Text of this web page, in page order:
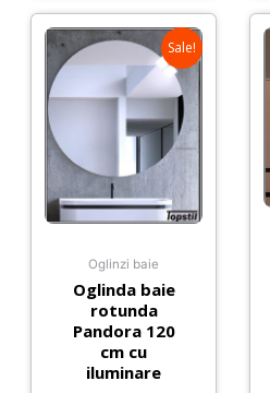
Sale!
Oglinzi baie
Oglinda baie
rotunda
Pandora 120
cm cu
iluminare